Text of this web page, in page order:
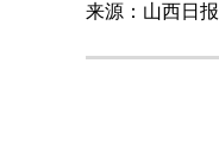
来源：山西日报